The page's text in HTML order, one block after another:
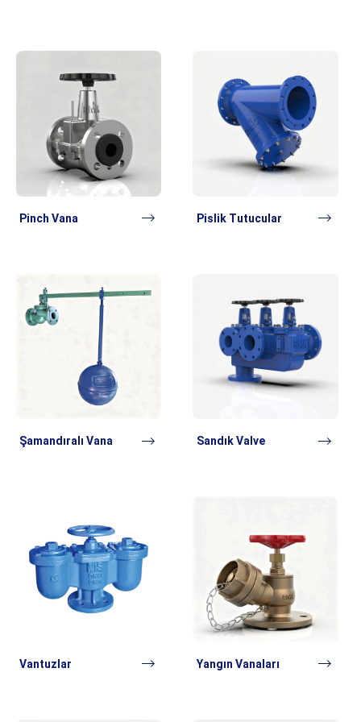
Pinch Vana Pislik Tutucular
Şamandıralı Vana Sandık Valve
Vantuzlar Yangın Vanaları